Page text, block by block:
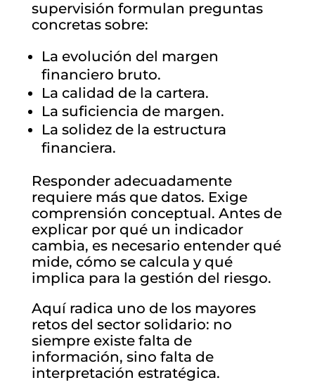
supervisión formulan preguntas
concretas sobre:
La evolución del margen
financiero bruto.
La calidad de la cartera.
La suficiencia de margen.
La solidez de la estructura
financiera.
Responder adecuadamente
requiere más que datos. Exige
comprensión conceptual. Antes de
explicar por qué un indicador
cambia, es necesario entender qué
mide, cómo se calcula y qué
implica para la gestión del riesgo.
Aquí radica uno de los mayores
retos del sector solidario: no
siempre existe falta de
información, sino falta de
interpretación estratégica.